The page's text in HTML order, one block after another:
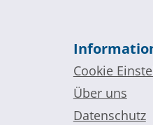
Cookie
Über uns
Datenschutz